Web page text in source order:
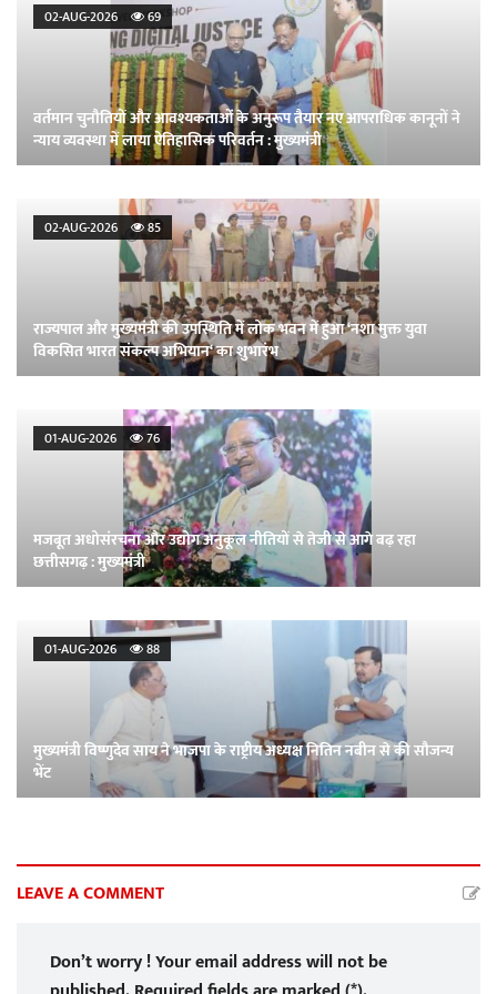
02-AUG-2026 69
वर्तमान चुनौतियों और आवश्यकताओं के अनुरूप तैयार नए आपराधिक कानूनों ने
न्याय व्यवस्था में लाया ऐतिहासिक परिवर्तन : मुख्यमंत्री
02-AUG-2026 85
राज्यपाल और मुख्यमंत्री की उपस्थिति में लोक भवन में हुआ ‘नशा मुक्त युवा
विकसित भारत संकल्प अभियान‘ का शुभारंभ
01-AUG-2026 76
मजबूत अधोसंरचना और उद्योग अनुकूल नीतियों से तेजी से आगे बढ़ रहा
छत्तीसगढ़ : मुख्यमंत्री
01-AUG-2026 88
मुख्यमंत्री विष्णुदेव साय ने भाजपा के राष्ट्रीय अध्यक्ष नितिन नबीन से की सौजन्य
भेंट
LEAVE A COMMENT
Don’t worry ! Your email address will not be